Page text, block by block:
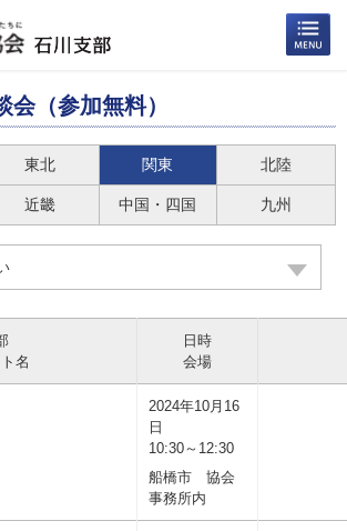
（参加無料）
東北 関東 北陸
近畿 中国・四国 九州
名
日時
会場
2024年10月16
日
10:30～12:30
船橋市 協会
事務所内